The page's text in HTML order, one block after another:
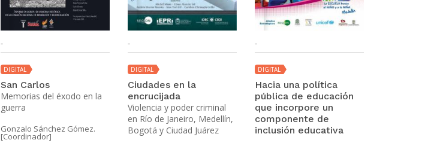
-
DIGITAL
San Carlos
Memorias del éxodo en la
guerra
Gonzalo Sánchez Gómez.
[Coordinador]
-
DIGITAL
Ciudades en la
encrucijada
Violencia y poder criminal
en Río de Janeiro, Medellín,
Bogotá y Ciudad Juárez
-
DIGITAL
Hacia una política
pública de educación
que incorpore un
componente de
inclusión educativa